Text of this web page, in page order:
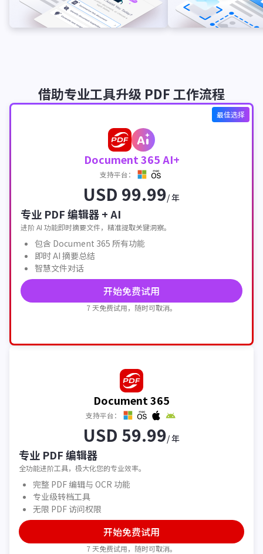
借助专业工具升级 PDF 工作流程
Document 365
支持平台：
USD 59.99/ 年
专业 PDF 编辑器
全功能进阶工具，极大化您的专业效率。
完整 PDF 编辑与 OCR 功能
专业级转档工具
无限 PDF 访问权限
开始免费试用
7 天免费试用，随时可取消。
最佳选择
Document 365 AI+
支持平台：
USD 99.99/ 年
专业 PDF 编辑器 + AI
进阶 AI 功能即时摘要文件，精准提取关键洞察。
包含 Document 365 所有功能
即时 AI 摘要总结
智慧文件对话
开始免费试用
7 天免费试用，随时可取消。